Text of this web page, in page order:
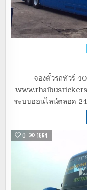
จองตั๋วรถทัวร์
ระบบออนไลน์ตลอด
0 1664